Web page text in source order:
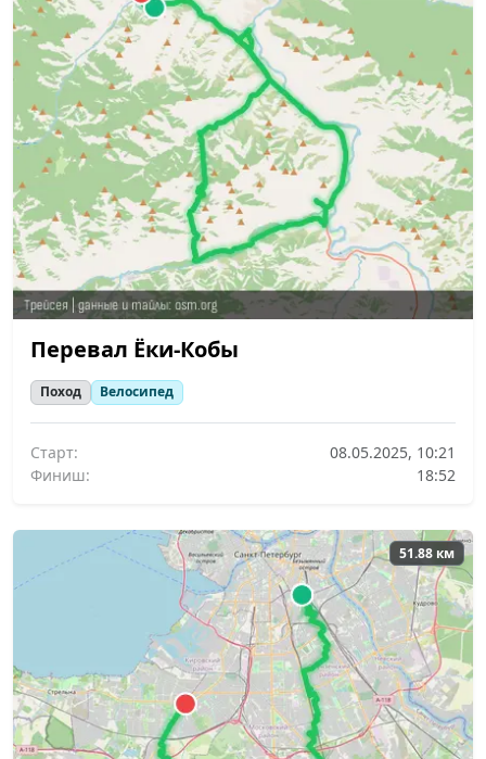
Перевал Ёки-Кобы
Поход Велосипед
Старт:
08.05.2025, 10:21
Финиш:
18:52
51.88 км